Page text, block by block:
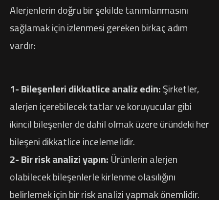
Alerjenlerin doğru bir şekilde tanımlanmasını
sağlamak için izlenmesi gereken birkaç adım
vardır:
1- Bileşenleri dikkatlice analiz edin:Şirketler,
alerjen içerebilecek tatlar ve koruyucular gibi
ikincil bileşenler de dahil olmak üzere üründeki her
bileşeni dikkatlice incelemelidir.
2- Bir risk analizi yapın:Ürünlerin alerjen
olabilecek bileşenlerle kirlenme olasılığını
belirlemek için bir risk analizi yapmak önemlidir.